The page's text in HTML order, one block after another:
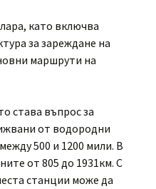
като включва
за зареждане на
маршрути на
става въпрос за
от водородни
500 и 1200 мили. В
от 805 до 1931км. С
станции може да